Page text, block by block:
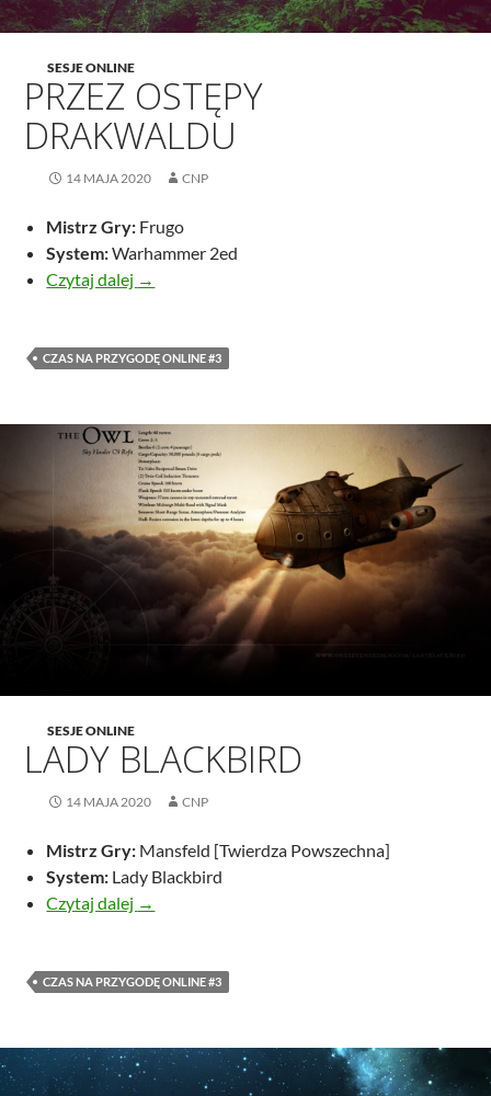
SESJE ONLINE
PRZEZ OSTĘPY
DRAKWALDU
14 MAJA 2020 CNP
Mistrz Gry: Frugo
System:Warhammer 2ed
Czytaj dalej Przez ostępy Drakwaldu
→
CZAS NA PRZYGODĘ ONLINE #3
SESJE ONLINE
LADY BLACKBIRD
14 MAJA 2020 CNP
Mistrz Gry: Mansfeld [Twierdza Powszechna]
System: Lady Blackbird
Czytaj dalej Lady Blackbird
→
CZAS NA PRZYGODĘ ONLINE #3